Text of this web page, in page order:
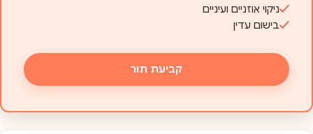
ניקוי אוזניים ועיניים
בישום עדין
קביעת תור